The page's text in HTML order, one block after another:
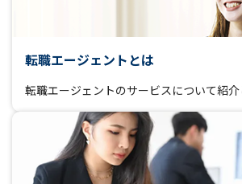
転職エージェントとは
転職エージェントのサービスについて紹介